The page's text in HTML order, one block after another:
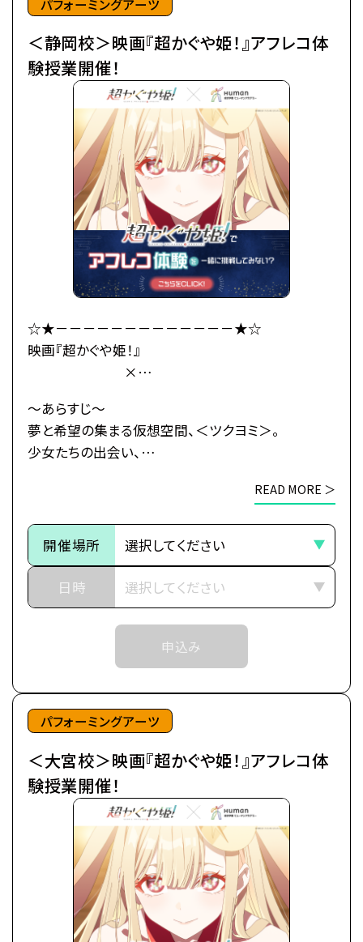
そんなある日の帰り道、彩葉は七色に光り輝くゲーミ
ング電柱を見つける。
中から出てきたのは、なんとも可愛らしい赤ちゃん。
放っておけず連れ帰ると、赤ちゃんはみるみるうちに
大きくなり、彩葉と同い年ぐらいの女の子に。
「あなた、もしやかぐや姫なの？」
大きくなったかぐや姫はわがまま放題。
かぐやのお願い(わがまま)で彩葉は、ツクヨミでのラ
イバー活動を手伝うことに。
彩葉がプロデューサーとして音楽を作り、かぐやがラ
イバーとして歌うことで、
二人は少しずつ打ち解けていく。
かぐやを月へと連れ戻す不吉な影が、すぐそこまで迫
っているとも知らずに——
・公式HP：https://www.cho-kaguyahime.com/
パフォーミングアーツ
＜静岡校＞映画『超かぐや姫！』アフレコ体
験授業開催！
☆★－－－－－－－－－－－－－★☆
映画『超かぐや姫！』
×
☆★－－－－－－－－－－－－－★☆
●注意事項
※各体験授業には定員に限りがございます。
そのため、ご予約状況により、
抽選等の対応をさせていただく場合がございます。
※当日ご参加いただける方には校舎の職員より
予約確定のご連絡をいたします。
それまでは予約完了しておりませんので
予めご了承ください。
※中学生以上の方が対象となります。
～あらすじ～
夢と希望の集まる仮想空間、＜ツクヨミ＞。
少女たちの出会い、
都内の進学校に通う17歳の女子高生・酒寄彩葉は、
バイトと学業の両立に励む超絶多忙な日々を送って
いた。
日々の癒やしは、インターネット上の仮想空間＜ツク
ヨミ＞の管理人兼大人気ライバー(配信者)・月見ヤ
チヨの配信を見ること。
自分の分身を作り誰もが自由に創作活動を行う＜ツ
クヨミ＞で、彩葉はヤチヨの推し活をしつつ、バトルゲ
ームで細々とお小遣い稼ぎをしていた。
そんなある日の帰り道、彩葉は七色に光り輝くゲーミ
ング電柱を見つける。
中から出てきたのは、なんとも可愛らしい赤ちゃん。
放っておけず連れ帰ると、赤ちゃんはみるみるうちに
大きくなり、彩葉と同い年ぐらいの女の子に。
「あなた、もしやかぐや姫なの？」
大きくなったかぐや姫はわがまま放題。
かぐやのお願い(わがまま)で彩葉は、ツクヨミでのラ
READ MORE ＞
開催場所
日時
申込み
パフォーミングアーツ
＜大宮校＞映画『超かぐや姫！』アフレコ体
験授業開催！